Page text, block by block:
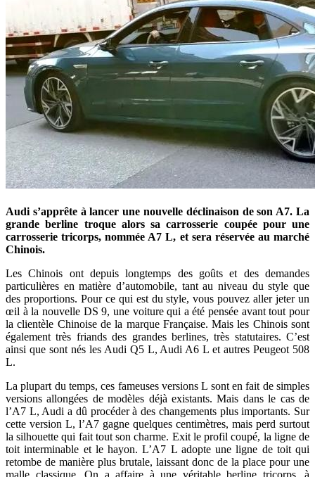
Audi s’apprête à lancer une nouvelle déclinaison de son A7. La
grande berline troque alors sa carrosserie coupée pour une
carrosserie tricorps, nommée A7 L, et sera réservée au marché
Chinois.
Les Chinois ont depuis longtemps des goûts et des demandes
particulières en matière d’automobile, tant au niveau du style que
des proportions. Pour ce qui est du style, vous pouvez aller jeter un
œil à la nouvelle DS 9, une voiture qui a été pensée avant tout pour
la clientèle Chinoise de la marque Française. Mais les Chinois sont
également très friands des grandes berlines, très statutaires. C’est
ainsi que sont nés les Audi Q5 L, Audi A6 L et autres Peugeot 508
L.
La plupart du temps, ces fameuses versions L sont en fait de simples
versions allongées de modèles déjà existants. Mais dans le cas de
l’A7 L, Audi a dû procéder à des changements plus importants. Sur
cette version L, l’A7 gagne quelques centimètres, mais perd surtout
la silhouette qui fait tout son charme. Exit le profil coupé, la ligne de
toit interminable et le hayon. L’A7 L adopte une ligne de toit qui
retombe de manière plus brutale, laissant donc de la place pour une
malle classique. On a affaire à une véritable berline tricorps, à